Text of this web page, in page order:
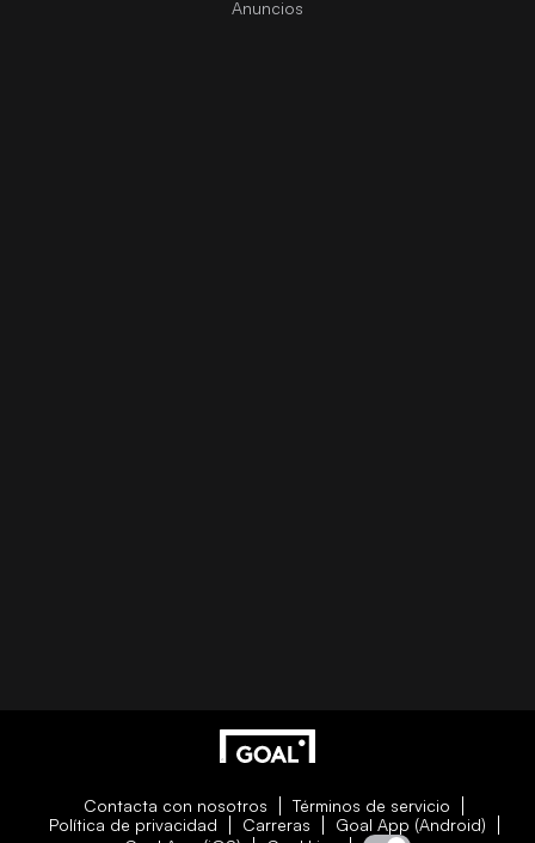
Contacta con nosotros
Términos de servicio
Política de privacidad
Carreras
Goal App (Android)